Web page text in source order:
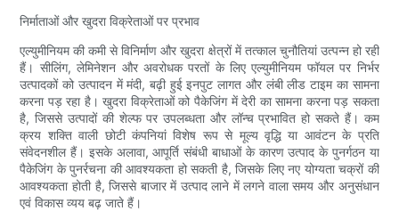
निर्माताओं और खुदरा विक्रेताओं पर प्रभाव
एल्युमीनियम की कमी से विनिर्माण और खुदरा क्षेत्रों में तत्काल चुनौतियां उत्पन्न हो रही
हैं। सीलिंग, लेमिनेशन और अवरोधक परतों के लिए एल्युमीनियम फॉयल पर निर्भर
उत्पादकों को उत्पादन में मंदी, बढ़ी हुई इनपुट लागत और लंबी लीड टाइम का सामना
करना पड़ रहा है। खुदरा विक्रेताओं को पैकेजिंग में देरी का सामना करना पड़ सकता
है, जिससे उत्पादों की शेल्फ पर उपलब्धता और लॉन्च प्रभावित हो सकते हैं। कम
क्रय शक्ति वाली छोटी कंपनियां विशेष रूप से मूल्य वृद्धि या आवंटन के प्रति
संवेदनशील हैं। इसके अलावा, आपूर्ति संबंधी बाधाओं के कारण उत्पाद के पुनर्गठन या
पैकेजिंग के पुनर्रचना की आवश्यकता हो सकती है, जिसके लिए नए योग्यता चक्रों की
आवश्यकता होती है, जिससे बाजार में उत्पाद लाने में लगने वाला समय और अनुसंधान
एवं विकास व्यय बढ़ जाते हैं।